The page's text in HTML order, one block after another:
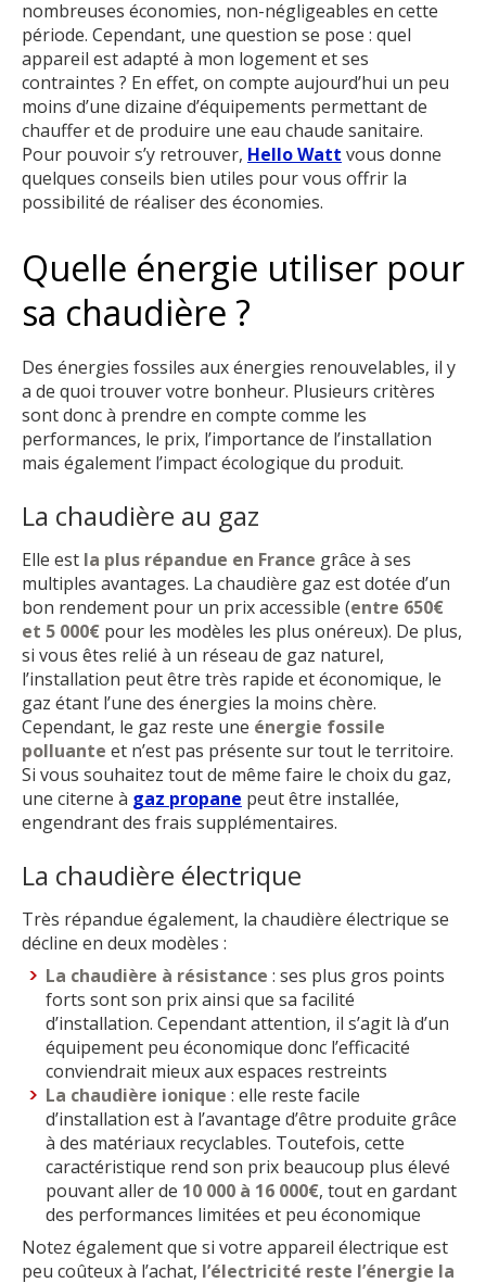
nombreuses économies, non-négligeables en cette
période. Cependant, une question se pose : quel
appareil est adapté à mon logement et ses
contraintes ? En effet, on compte aujourd’hui un peu
moins d’une dizaine d’équipements permettant de
chauffer et de produire une eau chaude sanitaire.
Pour pouvoir s’y retrouver, Hello Watt vous donne
quelques conseils bien utiles pour vous offrir la
possibilité de réaliser des économies.
Quelle énergie utiliser pour
sa chaudière ?
Des énergies fossiles aux énergies renouvelables, il y
a de quoi trouver votre bonheur. Plusieurs critères
sont donc à prendre en compte comme les
performances, le prix, l’importance de l’installation
mais également l’impact écologique du produit.
La chaudière au gaz
Elle est la plus répandue en France grâce à ses
multiples avantages. La chaudière gaz est dotée d’un
bon rendement pour un prix accessible (entre 650€
et 5 000€ pour les modèles les plus onéreux). De plus,
si vous êtes relié à un réseau de gaz naturel,
l’installation peut être très rapide et économique, le
gaz étant l’une des énergies la moins chère.
Cependant, le gaz reste une énergie fossile
polluante et n’est pas présente sur tout le territoire.
Si vous souhaitez tout de même faire le choix du gaz,
une citerne à gaz propane peut être installée,
engendrant des frais supplémentaires.
La chaudière électrique
Très répandue également, la chaudière électrique se
décline en deux modèles :
La chaudière à résistance : ses plus gros points
forts sont son prix ainsi que sa facilité
d’installation. Cependant attention, il s’agit là d’un
équipement peu économique donc l’efficacité
conviendrait mieux aux espaces restreints
La chaudière ionique : elle reste facile
d’installation est à l’avantage d’être produite grâce
à des matériaux recyclables. Toutefois, cette
caractéristique rend son prix beaucoup plus élevé
pouvant aller de 10 000 à 16 000€, tout en gardant
des performances limitées et peu économique
Notez également que si votre appareil électrique est
peu coûteux à l’achat, l’électricité reste l’énergie la